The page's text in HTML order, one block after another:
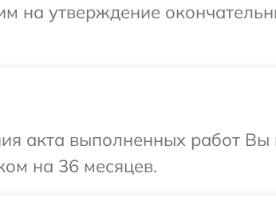
на утверждение
акта выполненных работ
на 36 месяцев.